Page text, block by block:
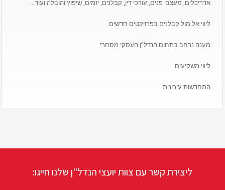
אדריכלים, מעצבי פנים, עורכי דין, קבלנים, יזמים, שיפוץ והובלה ועוד…
ליווי אל מול קבלנים בפרויקטים חדשים
מענה נרחב בתחום הנדל”ן העסקי מסחרי
ליווי משקיעים
התחדשות עירונית
ליצירת קשר עם צוות יועצי הנדל"ן שלנו חייגו: